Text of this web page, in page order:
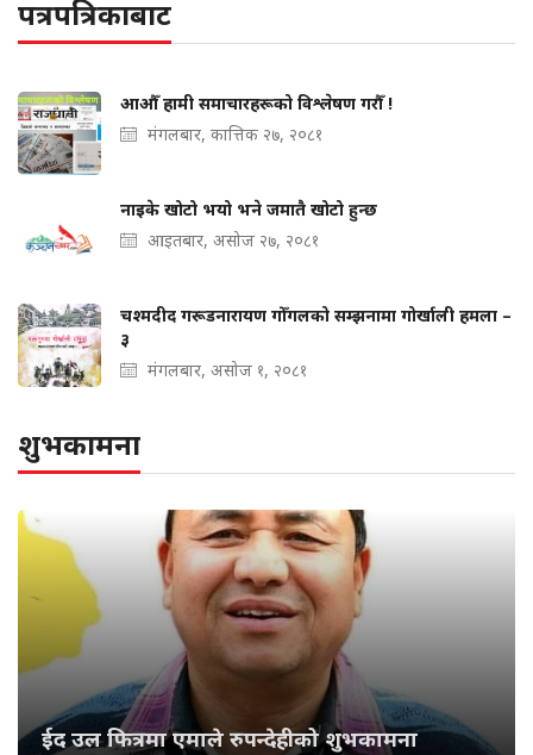
पत्रपत्रिकाबाट
आऔँ हामी समाचारहरूको विश्लेषण गरौँ !
मंगलबार, कात्तिक २७, २०८१
नाइके खोटो भयो भने जमातै खोटो हुन्छ
आइतबार, असोज २७, २०८१
चश्मदीद गरूडनारायण गोँगलको सम्झनामा गोर्खाली हमला –
३
मंगलबार, असोज १, २०८१
शुभकामना
ईद उल फित्रमा एमाले रुपन्देहीको शुभकामना